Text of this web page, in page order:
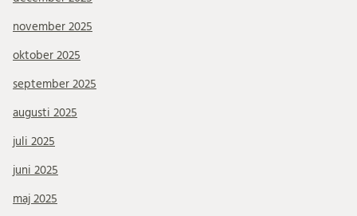
november 2025
oktober 2025
september 2025
augusti 2025
juli 2025
juni 2025
maj 2025